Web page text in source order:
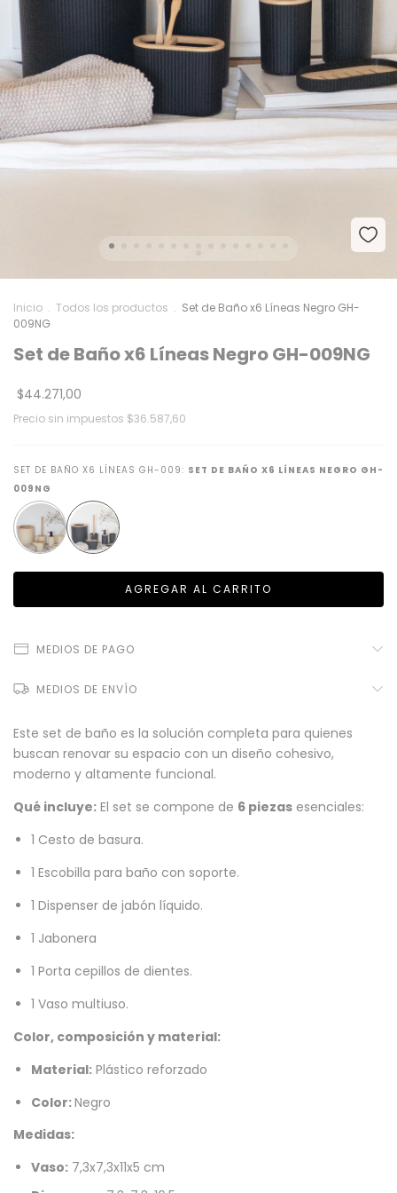
Inicio . Todos los productos . Set de Baño x6 Líneas Negro GH-
009NG
Set de Baño x6 Líneas Negro GH-009NG
$44.271,00
Precio sin impuestos $36.587,60
SET DE BAÑO X6 LÍNEAS GH-009: SET DE BAÑO X6 LÍNEAS NEGRO GH-
009NG
MEDIOS DE PAGO
MEDIOS DE ENVÍO
Este set de baño es la solución completa para quienes
buscan renovar su espacio con un diseño cohesivo,
moderno y altamente funcional.
Qué incluye: El set se compone de 6 piezas esenciales:
1 Cesto de basura.
1 Escobilla para baño con soporte.
1 Dispenser de jabón líquido.
1 Jabonera
1 Porta cepillos de dientes.
1 Vaso multiuso.
Color, composición y material:
Material: Plástico reforzado
Color:Negro
Medidas:
Vaso: 7,3x7,3x11x5 cm